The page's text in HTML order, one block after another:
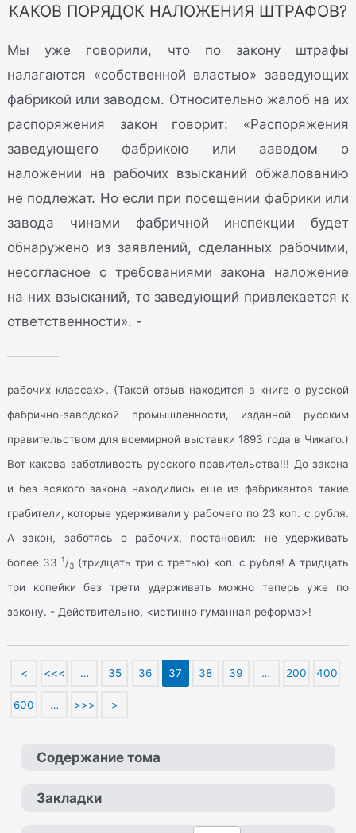
КАКОВ ПОРЯДОК НАЛОЖЕНИЯ ШТРАФОВ?
Мы уже говорили, что по закону штрафы
налагаются «собственной властью» заведующих
фабрикой или заводом. Относительно жалоб на их
распоряжения закон говорит: «Распоряжения
заведующего фабрикою или ааводом о
наложении на рабочих взысканий обжалованию
не подлежат. Но если при посещении фабрики или
завода чинами фабричной инспекции будет
обнаружено из заявлений, сделанных рабочими,
несогласное с требованиями закона наложение
на них взысканий, то заведующий привлекается к
ответственности». -
рабочих классах>. (Такой отзыв находится в книге о русской
фабрично-заводской промышленности, изданной русским
правительством для всемирной выставки 1893 года в Чикаго.)
Вот какова заботливость русского правительства!!! До закона
и без всякого закона находились еще из фабрикантов такие
грабители, которые удерживали у рабочего по 23 коп. с рубля.
А закон, заботясь о рабочих, постановил: не удерживать
более 33 1/3(тридцать три с третью) коп. с рубля! А тридцать
три копейки без трети удерживать можно теперь уже по
закону. - Действительно, <истинно гуманная реформа>!
< <<< … 35 36 37 38 39 … 200 400
600 … >>> >
Содержание тома
Закладки